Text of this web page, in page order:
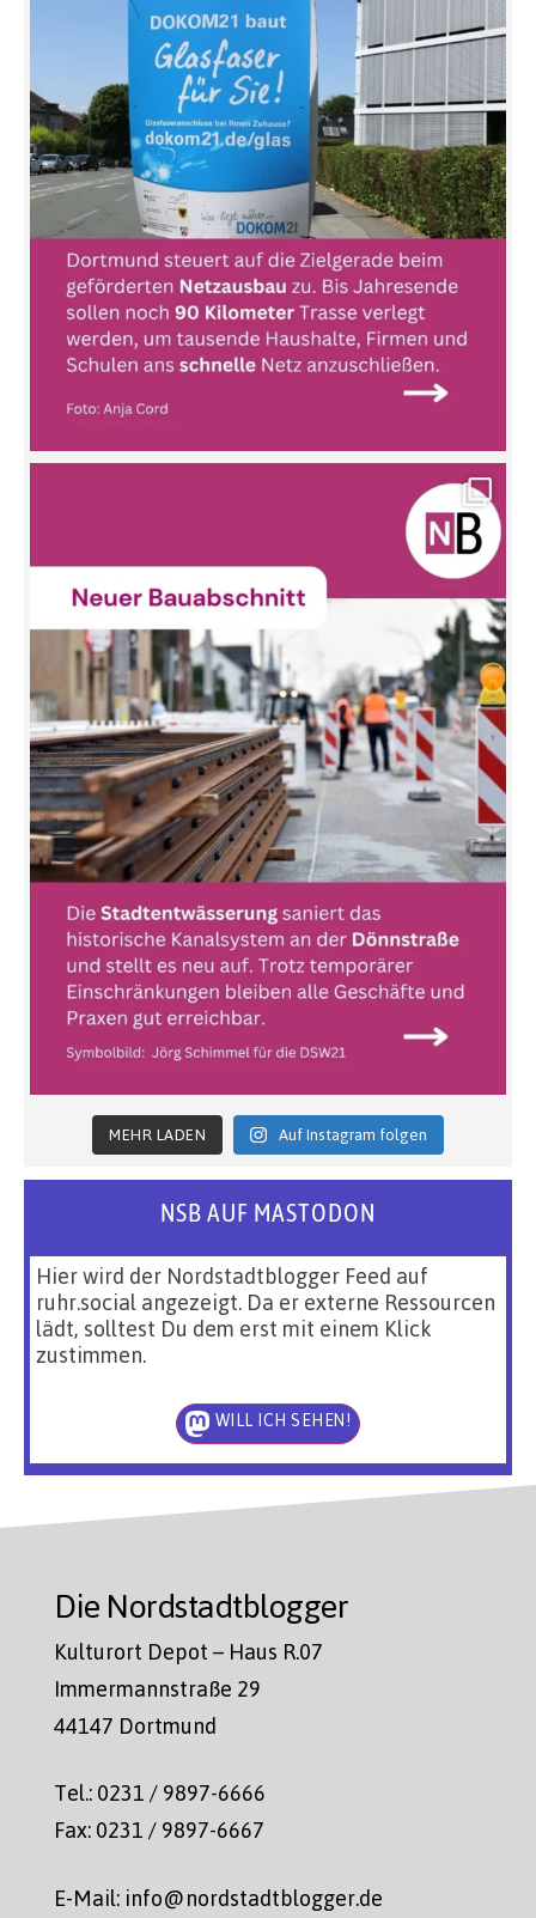
MEHR LADEN Auf Instagram folgen
NSB AUF MASTODON
Hier wird der Nordstadtblogger Feed auf
ruhr.social angezeigt. Da er externe Ressourcen
lädt, solltest Du dem erst mit einem Klick
zustimmen.
WILL ICH SEHEN!
Die Nordstadtblogger
Kulturort Depot – Haus R.07
Immermannstraße 29
44147 Dortmund
Tel.: 0231 / 9897-6666
Fax: 0231 / 9897-6667
E-Mail: info@nordstadtblogger.de